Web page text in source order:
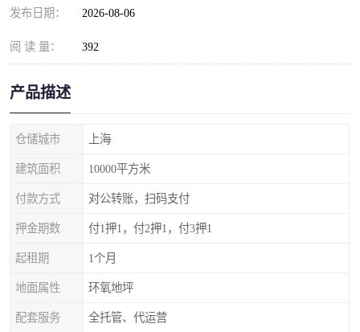
发布日期： 2026-08-06
阅 读 量： 392
产品描述
仓储城市 上海
建筑面积 10000平方米
付款方式 对公转账，扫码支付
押金期数 付1押1，付2押1，付3押1
起租期 1个月
地面属性 环氧地坪
配套服务 全托管、代运营